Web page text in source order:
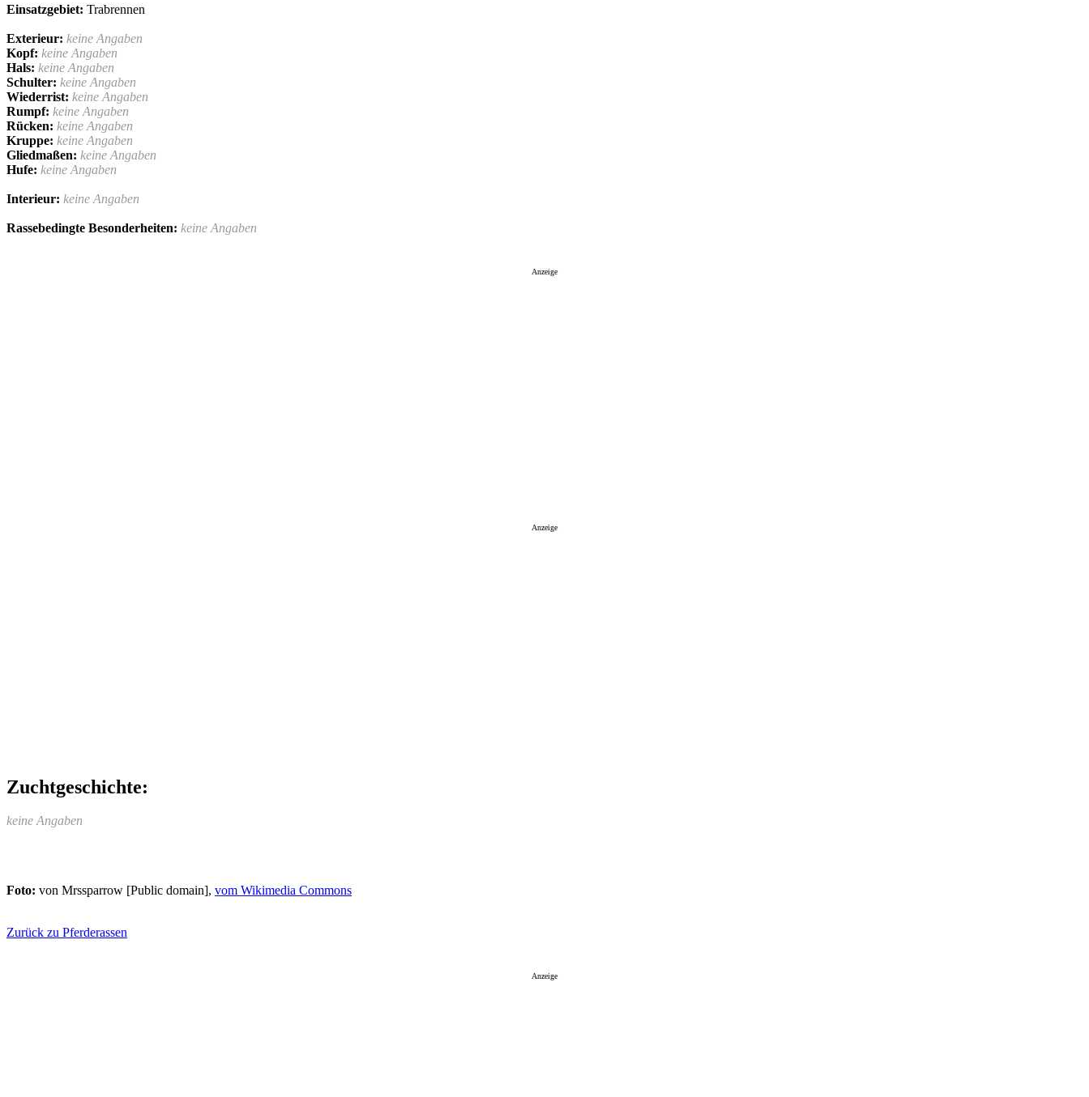
Einsatzgebiet: Trabrennen
Exterieur: keine Angaben
Kopf: keine Angaben
Hals: keine Angaben
Schulter: keine Angaben
Wiederrist: keine Angaben
Rumpf: keine Angaben
Rücken: keine Angaben
Kruppe: keine Angaben
Gliedmaßen: keine Angaben
Hufe: keine Angaben
Interieur: keine Angaben
Rassebedingte Besonderheiten: keine Angaben
Anzeige
Anzeige
Zuchtgeschichte:
keine Angaben
Foto: von Mrssparrow [Public domain], vom Wikimedia Commons
Zurück zu Pferderassen
Anzeige